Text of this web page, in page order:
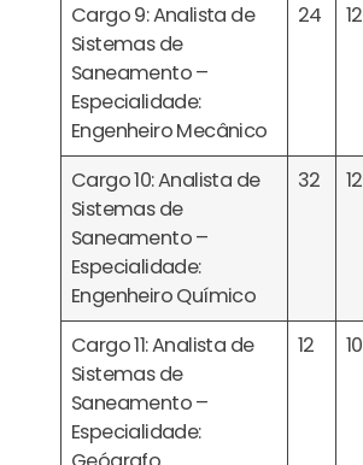
Cargo 9: Analista de
Sistemas de
Saneamento –
Especialidade:
Engenheiro Mecânico
24 12
Cargo 10: Analista de
Sistemas de
Saneamento –
Especialidade:
Engenheiro Químico
32 12
Cargo 11: Analista de
Sistemas de
Saneamento –
Especialidade:
12 10